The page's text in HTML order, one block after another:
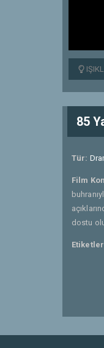
85
Tür:
Film
dostu